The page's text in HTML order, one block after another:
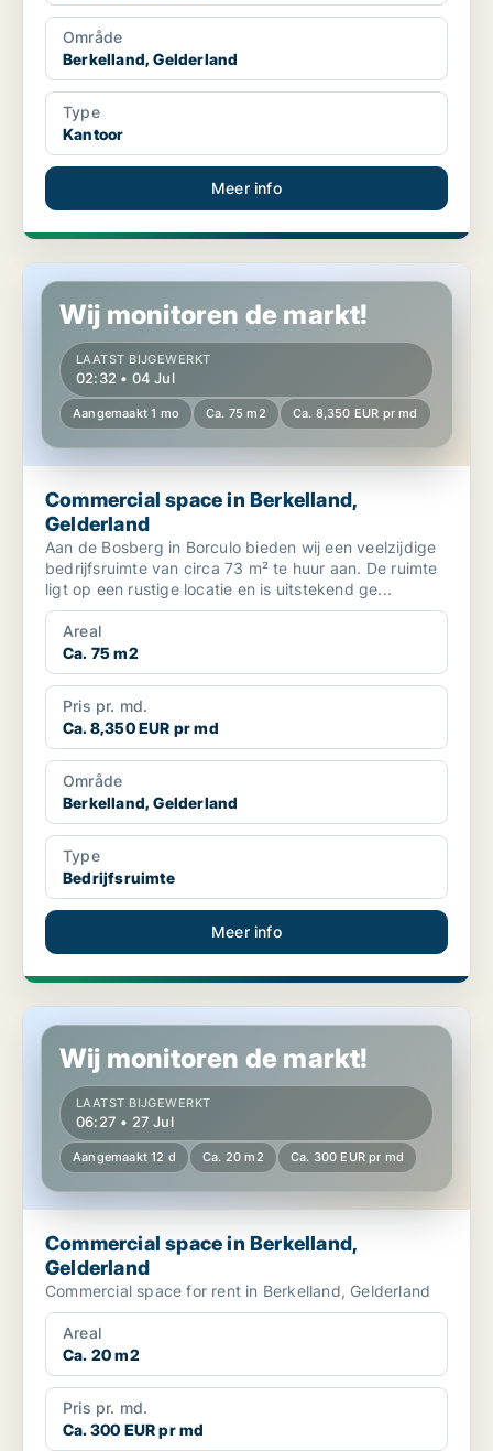
Område
Berkelland, Gelderland
Type
Kantoor
Meer info
Commercial space in Berkelland, Gelderland
Wij monitoren de markt!
LAATST BIJGEWERKT
02:32 • 04 Jul
Aangemaakt 1 mo Ca. 75 m2 Ca. 8,350 EUR pr md
Commercial space in Berkelland,
Gelderland
Aan de Bosberg in Borculo bieden wij een veelzijdige
bedrijfsruimte van circa 73 m² te huur aan. De ruimte
ligt op een rustige locatie en is uitstekend ge...
Areal
Ca. 75 m2
Pris pr. md.
Ca. 8,350 EUR pr md
Område
Berkelland, Gelderland
Type
Bedrijfsruimte
Meer info
Commercial space in Berkelland, Gelderland
Wij monitoren de markt!
LAATST BIJGEWERKT
06:27 • 27 Jul
Aangemaakt 12 d Ca. 20 m2 Ca. 300 EUR pr md
Commercial space in Berkelland,
Gelderland
Commercial space for rent in Berkelland, Gelderland
Areal
Ca. 20 m2
Pris pr. md.
Ca. 300 EUR pr md